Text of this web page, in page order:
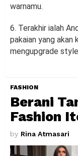
warnamu.
6. Terakhir ialah
pakaian yang akan
mengupgrade
FASHION
Berani
Fashion
by Rina Atmasari